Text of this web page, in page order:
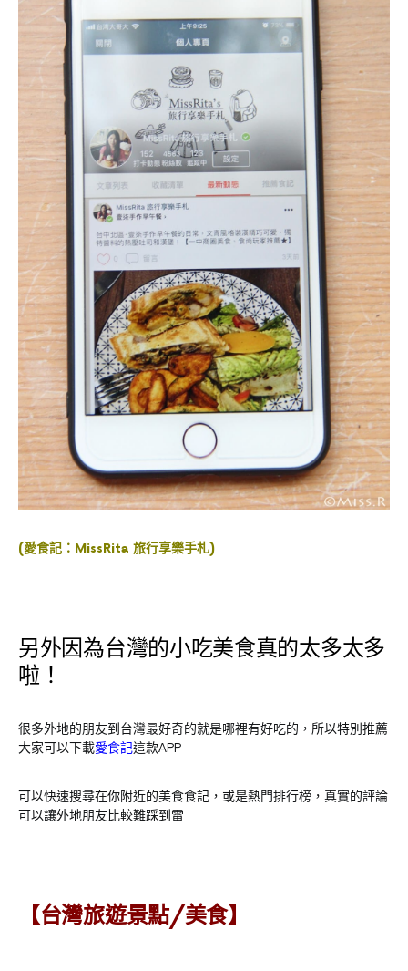
(愛食記： MissRita 旅行享樂手札)
另外因為台灣的小吃美食真的太多太多
啦！
很多外地的朋友到台灣最好奇的就是哪裡有好吃的，所以特別推薦
大家可以下載愛食記這款APP
可以快速搜尋在你附近的美食食記，或是熱門排行榜，真實的評論
可以讓外地朋友比較難踩到雷
【台灣旅遊景點/美食】